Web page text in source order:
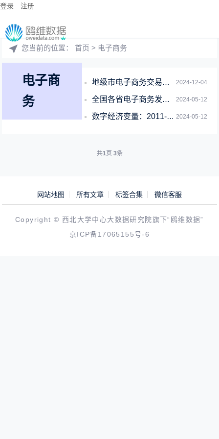
登录 注册
您当前的位置：首页 > 电子商务
电子商
务
2024-12-04
地级市电子商务交易额（2011-2022年）
2024-05-12
全国各省电子商务发展指数面板数据（1990-2022年）
2024-05-12
数字经济变量：2011-2021年全国各省电子商务数据
共1页 3条
网站地图 所有文章 标签合集 微信客服
Copyright © 西北大学中心大数据研究院旗下“鸥维数据”
京ICP备17065155号-6